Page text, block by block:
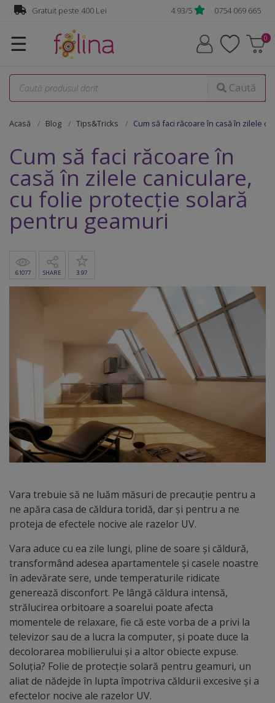
Gratuit peste 400 Lei 4.93/5 0754 069 665
☰
Caută
Acasă Blog Tips&Tricks Cum să faci răcoare în casă în zilele
Cum să faci răcoare în
casă în zilele caniculare,
cu folie protecţie solară
pentru geamuri
61077 SHARE 3.97
Vara trebuie să ne luăm măsuri de precauție pentru a
ne apăra casa de căldura toridă, dar și pentru a ne
proteja de efectele nocive ale razelor UV.
Vara aduce cu ea zile lungi, pline de soare și căldură,
transformând adesea apartamentele şi casele noastre
în adevărate sere, unde temperaturile ridicate
generează disconfort. Pe lângă căldura intensă,
strălucirea orbitoare a soarelui poate afecta
momentele de relaxare, fie că este vorba de a privi la
televizor sau de a lucra la computer, și poate duce la
decolorarea mobilierului și a altor obiecte expuse.
Soluția? Folie de protecție solară pentru geamuri, un
aliat de nădejde în lupta împotriva căldurii excesive și a
efectelor nocive ale razelor UV.